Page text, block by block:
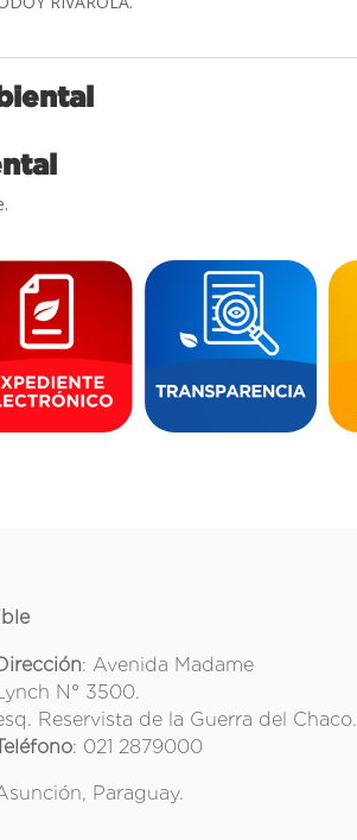
: Avenida Madame
N° 3500.
Reservista de la Guerra del Chaco.
: 021 2879000
Paraguay.